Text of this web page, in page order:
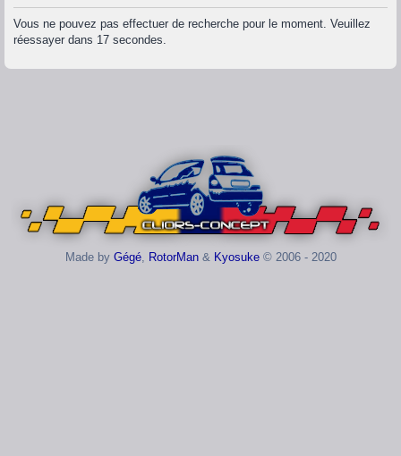
Vous ne pouvez pas effectuer de recherche pour le moment. Veuillez
réessayer dans 17 secondes.
Made by Gégé, RotorMan& Kyosuke© 2006 - 2020